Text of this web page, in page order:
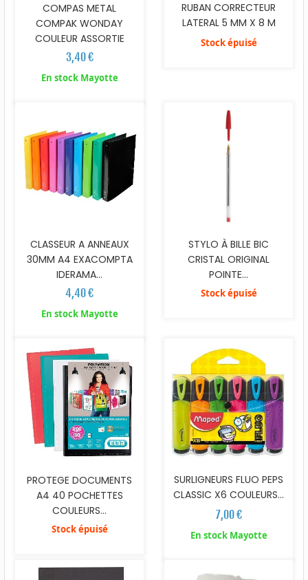
COMPAS METAL
COMPAK WONDAY
COULEUR ASSORTIE
3,40 €
En stock Mayotte
RUBAN CORRECTEUR
LATERAL 5 MM X 8 M
Stock épuisé
CLASSEUR A ANNEAUX
30MM A4 EXACOMPTA
IDERAMA...
4,40 €
En stock Mayotte
STYLO À BILLE BIC
CRISTAL ORIGINAL
POINTE...
Stock épuisé
PROTEGE DOCUMENTS
A4 40 POCHETTES
COULEURS...
Stock épuisé
SURLIGNEURS FLUO PEPS
CLASSIC X6 COULEURS...
7,00 €
En stock Mayotte